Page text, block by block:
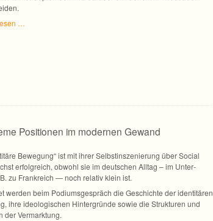
…
Positionen im modernen Gewand
Bewe­gung“ ist mit ihrer Selbst­in­sze­nie­rung über Social
erfolg­reich, obwohl sie im deut­schen All­tag – im Unter­
zu Frank­reich — noch rela­tiv klein ist.
wer­den beim Podi­ums­ge­spräch die Geschichte der iden­ti­tä­ren
ihre ideo­lo­gi­schen Hin­ter­gründe sowie die Struk­tu­ren und
der Vermarktung.